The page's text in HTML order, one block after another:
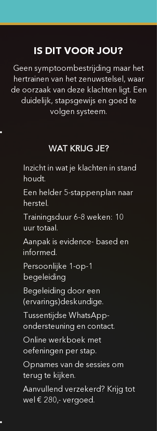
IS DIT VOOR JOU?
Geen symptoombestrijding maar het
hertrainen van het zenuwstelsel, waar
de oorzaak van deze klachten ligt. Een
duidelijk, stapsgewijs en goed te
volgen systeem.
WAT KRIJG JE?
Inzicht in wat je klachten in stand
houdt.
Een helder 5-stappenplan naar
herstel.
Trainingsduur 6-8 weken: 10
uur totaal.
Aanpak is evidence- based en
informed.
Persoonlijke 1-op-1
begeleiding
Begeleiding door een
(ervarings)deskundige.
Tussentijdse WhatsApp-
ondersteuning en contact.
Online werkboek met
oefeningen per stap.
Opnames van de sessies om
terug te kijken.
Aanvullend verzekerd? Krijg tot
wel € 280,- vergoed.